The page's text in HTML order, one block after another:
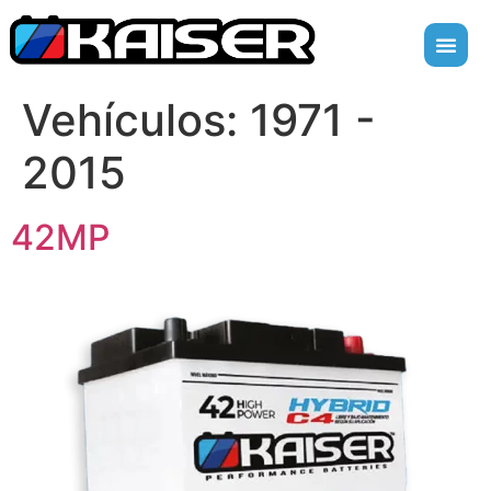
Vehículos: 1971 -
2015
42MP